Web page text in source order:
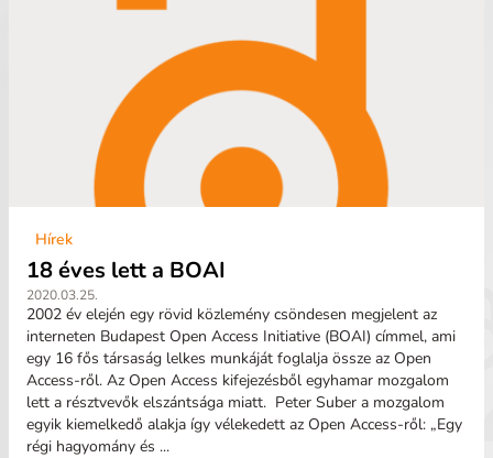
Hírek
18 éves lett a BOAI
2020.03.25.
2002 év elején egy rövid közlemény csöndesen megjelent az
interneten Budapest Open Access Initiative (BOAI) címmel, ami
egy 16 fős társaság lelkes munkáját foglalja össze az Open
Access-ről. Az Open Access kifejezésből egyhamar mozgalom
lett a résztvevők elszántsága miatt. Peter Suber a mozgalom
egyik kiemelkedő alakja így vélekedett az Open Access-ről: „Egy
régi hagyomány és ...